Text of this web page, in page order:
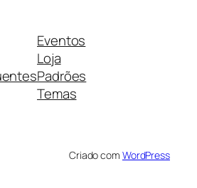
Eventos
Loja
Padrões
Temas
Criado com WordPress